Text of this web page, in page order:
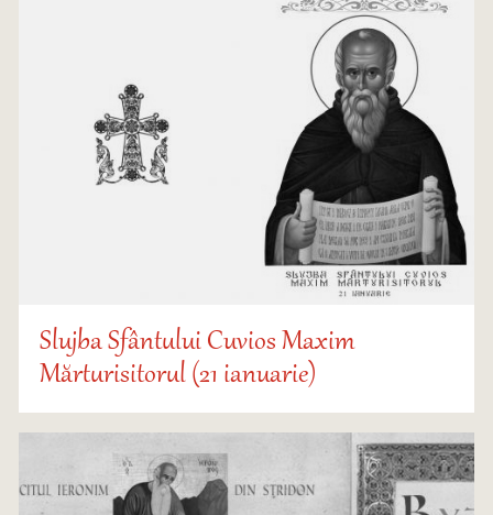
Slujba Sfântului Cuvios Maxim
Mărturisitorul (21 ianuarie)